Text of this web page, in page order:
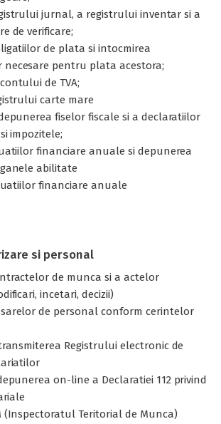
jurnal, a registrului inventar si a
de verificare;
de plata si intocmirea
pentru plata acestora;
de TVA;
carte mare
fiselor fiscale si a declaratiilor
impozitele;
financiare anuale si depunerea
abilitate
financiare anuale
si personal
de munca si a actelor
incetari, decizii)
de personal conform cerintelor
Registrului electronic de
on-line a Declaratiei 112 privind
(Inspectoratul Teritorial de Munca)